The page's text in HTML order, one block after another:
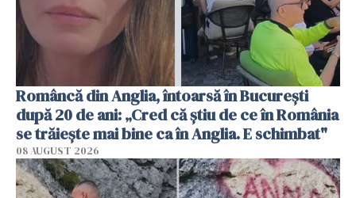
Româncă din Anglia, întoarsă în București
după 20 de ani: „Cred că știu de ce în România
se trăiește mai bine ca în Anglia. E schimbat"
08 AUGUST 2026